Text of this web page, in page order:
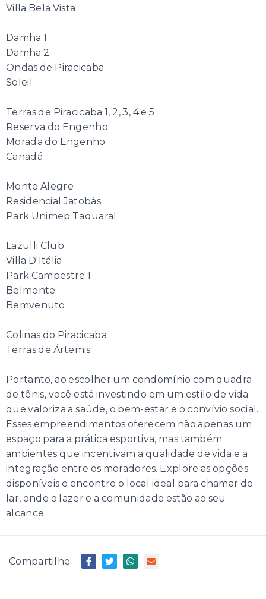
Villa Bela Vista
Damha 1
Damha 2
Ondas de Piracicaba
Soleil
Terras de Piracicaba 1, 2, 3, 4 e 5
Reserva do Engenho
Morada do Engenho
Canadá
Monte Alegre
Residencial Jatobás
Park Unimep Taquaral
Lazulli Club
Villa D'Itália
Park Campestre 1
Belmonte
Bemvenuto
Colinas do Piracicaba
Terras de Ártemis
Portanto, ao escolher um condomínio com quadra
de tênis, você está investindo em um estilo de vida
que valoriza a saúde, o bem-estar e o convívio social.
Esses empreendimentos oferecem não apenas um
espaço para a prática esportiva, mas também
ambientes que incentivam a qualidade de vida e a
integração entre os moradores. Explore as opções
disponíveis e encontre o local ideal para chamar de
lar, onde o lazer e a comunidade estão ao seu
alcance.
Compartilhe: